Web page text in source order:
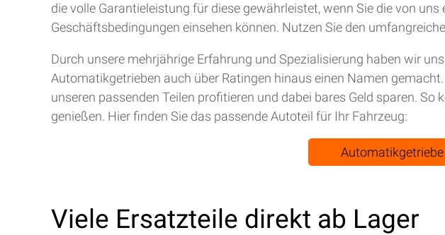
die volle Garantieleistung für diese gewährleistet, wenn Sie die von
Geschäftsbedingungen einsehen können. Nutzen Sie den
Durch unsere mehrjährige Erfahrung und Spezialisierung haben wir
Automatikgetrieben auch über Ratingen hinaus einen Namen
unseren passenden Teilen profitieren und dabei bares Geld sparen.
genießen. Hier finden Sie das passende Autoteil für Ihr Fahrzeug:
Automatikgetriebe
Viele Ersatzteile direkt ab Lager